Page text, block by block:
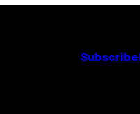
Subscribe